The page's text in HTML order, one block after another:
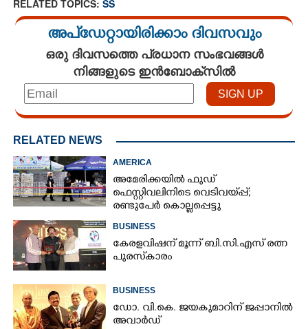
RELATED TOPICS: SS
അപ്ഡേറ്റായിരിക്കാം ദിവസവും
ഒരു ദിവസത്തെ പ്രധാന സംഭവങ്ങൾ
നിങ്ങളുടെ ഇൻബോക്സിൽ
RELATED NEWS
AMERICA
അമേരിക്കയിൽ ഫുഡ്
ഫെസ്റ്റിവലിനിടെ വെടിവയ്‌പ്പ്;
രണ്ടുപേർ കൊല്ലപ്പെട്ടു
BUSINESS
കേരളവിഷന് മൂന്ന് ബി.സി.എസ് രത്ന
പുരസ്‌കാരം
BUSINESS
ഡോ. വി.കെ. ജയകുമാറിന് ജപ്പാനിൽ
അവാർഡ്
×
Share this link